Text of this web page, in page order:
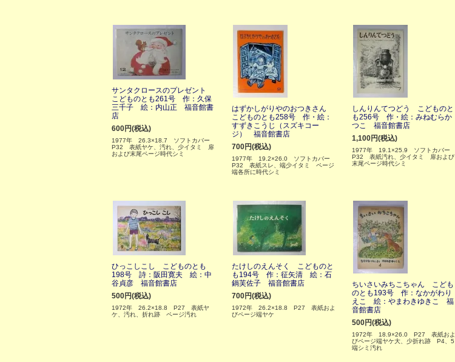
サンタクロースのプレゼント
こどものとも261号 作：久保
三千子 絵：内山正 福音館書
店
600円(税込)
1977年 26.3×18.7 ソフトカバー
P32 表紙ヤケ、汚れ、少イタミ 扉
および末尾ページ時代シミ
はずかしがりやのおつきさん
こどものとも258号 作・絵：
すずきこうじ（スズキコー
ジ） 福音館書店
700円(税込)
1977年 19.2×26.0 ソフトカバー
P32 表紙スレ、端少イタミ ページ
端各所に時代シミ
しんりんてつどう こどものと
も256号 作・絵：みねむらか
つこ 福音館書店
1,100円(税込)
1977年 19.1×25.9 ソフトカバー
P32 表紙汚れ、少イタミ 扉および
末尾ページ時代シミ
ひっこしこし こどものとも
198号 詩：阪田寛夫 絵：中
谷貞彦 福音館書店
500円(税込)
1972年 26.2×18.8 P27 表紙ヤ
ケ、汚れ、折れ跡 ページ汚れ
たけしのえんそく こどものと
も194号 作：征矢清 絵：石
鍋芙佐子 福音館書店
700円(税込)
1972年 26.2×18.8 P27 表紙およ
びページ端ヤケ
ちいさいみちこちゃん こども
のとも193号 作：なかがわり
えこ 絵：やまわきゆきこ 福
音館書店
500円(税込)
1972年 18.9×26.0 P27 表紙およ
びページ端ヤケ大、少折れ跡 P4、5
端シミ汚れ